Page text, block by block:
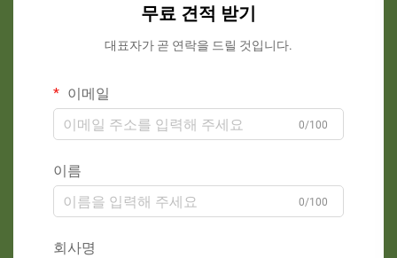
무료 견적 받기
대표자가 곧 연락을 드릴 것입니다.
이메일
0/100
이름
0/100
회사명